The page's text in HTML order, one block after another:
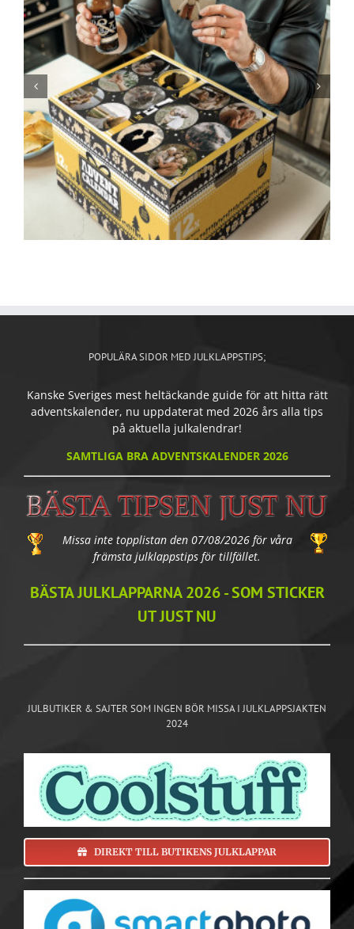
POPULÄRA SIDOR MED JULKLAPPSTIPS;
Kanske Sveriges mest heltäckande guide för att hitta rätt
adventskalender, nu uppdaterat med 2026 års alla tips
på aktuella julkalendrar!
SAMTLIGA BRA ADVENTSKALENDER 2026
Missa inte topplistan den 07/08/2026 för våra
främsta julklappstips för tillfället.
BÄSTA JULKLAPPARNA 2026 - SOM STICKER
UT JUST NU
JULBUTIKER & SAJTER SOM INGEN BÖR MISSA I JULKLAPPSJAKTEN
2024
DIREKT TILL BUTIKENS JULKLAPPAR